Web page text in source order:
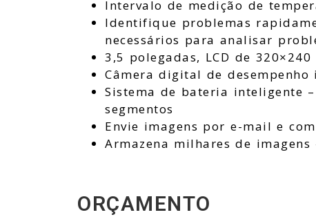
Intervalo de medição de
Identifique problemas
necessários para analisar
3,5 polegadas, LCD de 320×240
Câmera digital de
Sistema de bateria inteligente
segmentos
Envie imagens por e-mail e
Armazena milhares de
ORÇAMENTO